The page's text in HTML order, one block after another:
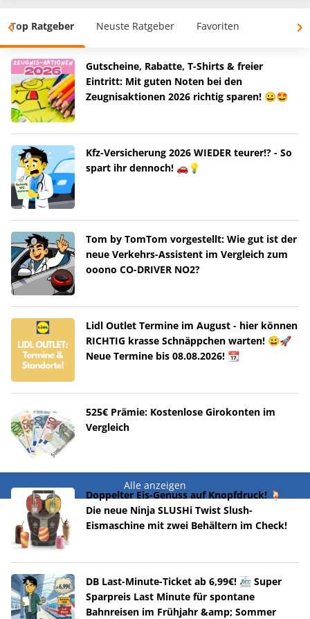
Top Ratgeber Neuste Ratgeber Favoriten
Gutscheine, Rabatte, T-Shirts & freier
Eintritt: Mit guten Noten bei den
Zeugnisaktionen 2026 richtig sparen! 😀🤩
Kfz-Versicherung 2026 WIEDER teurer!? - So
spart ihr dennoch! 🚗💡
Tom by TomTom vorgestellt: Wie gut ist der
neue Verkehrs-Assistent im Vergleich zum
ooono CO-DRIVER NO2?
Lidl Outlet Termine im August - hier können
RICHTIG krasse Schnäppchen warten! 😀🚀
Neue Termine bis 08.08.2026! 📆
525€ Prämie: Kostenlose Girokonten im
Vergleich
Alle anzeigen
Doppelter Eis-Genuss auf Knopfdruck! 🍹
Die neue Ninja SLUSHi Twist Slush-
Eismaschine mit zwei Behältern im Check!
DB Last-Minute-Ticket ab 6,99€! 🚈 Super
Sparpreis Last Minute für spontane
Bahnreisen im Frühjahr &amp; Sommer